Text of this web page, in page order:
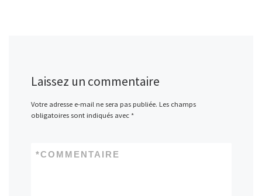
Laissez un commentaire
Votre adresse e-mail ne sera pas publiée. Les champs
obligatoires sont indiqués avec *
COMMENTAIRE
*